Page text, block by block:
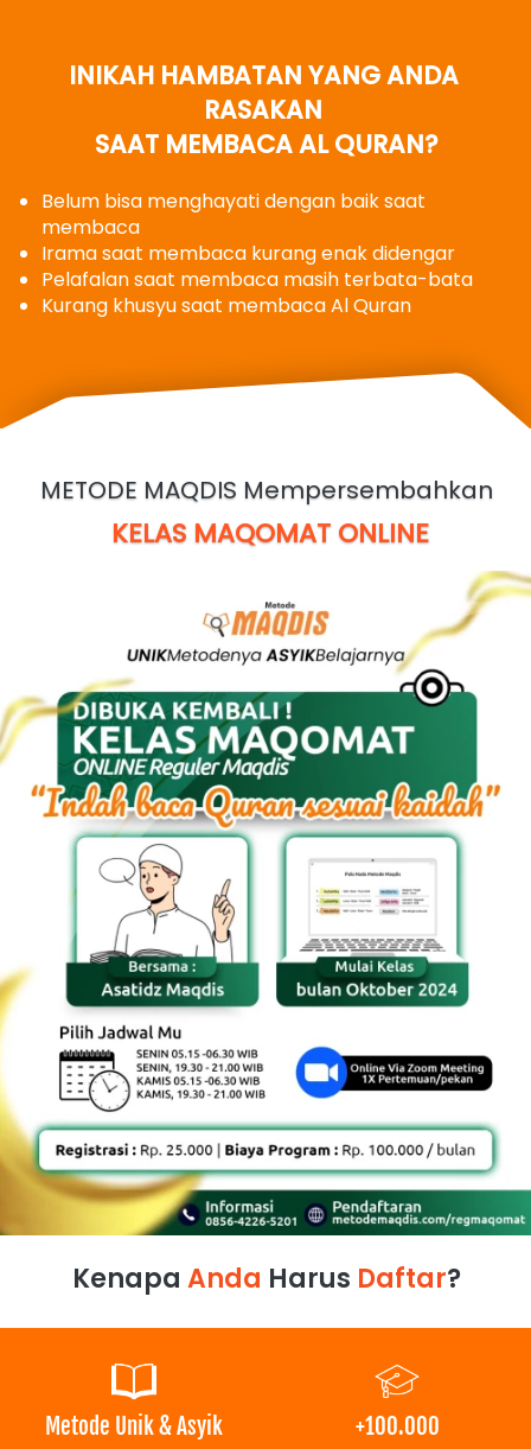
INIKAH HAMBATAN YANG ANDA
RASAKAN
SAAT MEMBACA AL QURAN?
Belum bisa menghayati dengan baik saat
membaca
Irama saat membaca kurang enak didengar
Pelafalan saat membaca masih terbata-bata
Kurang khusyu saat membaca Al Quran
METODE MAQDIS Mempersembahkan
KELAS MAQOMAT ONLINE
Kenapa Anda Harus Daftar?
Metode Unik & Asyik +100.000